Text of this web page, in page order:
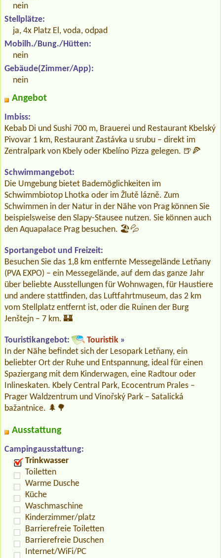
nein
Stellplätze:
ja, 4x Platz El, voda, odpad
Mobilh./Bung./Hütten:
nein
Gebäude(Zimmer/App):
nein
Angebot
Imbiss:
Kebab Di und Sushi 700 m, Brauerei und Restaurant Kbelský
Pivovar 1 km, Restaurant Zastávka u srubu – direkt im
Zentralpark von Kbely oder Kbelíno Pizza gelegen. 🍺🍕
Schwimmangebot:
Die Umgebung bietet Bademöglichkeiten im
Schwimmbiotop Lhotka oder im Žlutě lázně. Zum
Schwimmen in der Natur in der Nähe von Prag können Sie
beispielsweise den Slapy-Stausee nutzen. Sie können auch
den Aquapalace Prag besuchen. 🏖️💦
Sportangebot und Freizeit:
Besuchen Sie das 1,8 km entfernte Messegelände Letňany
(PVA EXPO) – ein Messegelände, auf dem das ganze Jahr
über beliebte Ausstellungen für Wohnwagen, für Haustiere
und andere stattfinden, das Luftfahrtmuseum, das 2 km
vom Stellplatz entfernt ist, oder die Ruinen der Burg
Jenštejn – 7 km. 🏰
Touristikangebot: Touristik »
In der Nähe befindet sich der Lesopark Letňany, ein
beliebter Ort der Ruhe und Entspannung, ideal für einen
Spaziergang mit dem Kinderwagen, eine Radtour oder
Inlineskaten. Kbely Central Park, Ecocentrum Prales –
Prager Waldzentrum und Vinořský Park – Satalická
bažantnice. 🌲🌳
Ausstattung
Campingausstattung:
Trinkwasser
Toiletten
Warme Dusche
Küche
Waschmaschine
Kinderzimmer/platz
Barrierefreie Toiletten
Barrierefreie Duschen
Internet/WiFi/PC